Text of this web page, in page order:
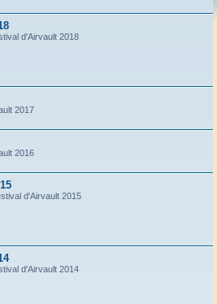
d'Airvault 2018
2017
2016
d'Airvault 2015
d'Airvault 2014